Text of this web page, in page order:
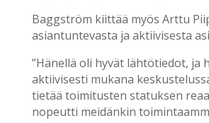
Baggström kiittää myös Arttu
asiantuntevasta ja aktiivisesta
”Hänellä oli hyvät lähtötiedot, ja
aktiivisesti mukana
tietää toimitusten statuksen
nopeutti meidänkin